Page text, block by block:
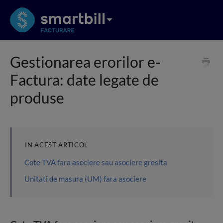
Gestionarea erorilor e-
Factura: date legate de
produse
IN ACEST ARTICOL
Cote TVA fara asociere sau asociere gresita
Unitati de masura (UM) fara asociere